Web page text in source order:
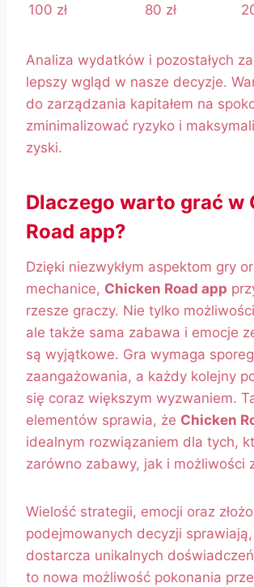
100 zł 80 zł
Analiza wydatków i pozostałych
lepszy wgląd w nasze decyzje.
do zarządzania kapitałem na
zminimalizować ryzyko i
zyski.
Dlaczego warto grać w
Road app?
Dzięki niezwykłym aspektom gry
mechanice, Chicken Road app
rzesze graczy. Nie tylko
ale także sama zabawa i emocje
są wyjątkowe. Gra wymaga
zaangażowania, a każdy kolejny
się coraz większym wyzwaniem.
elementów sprawia, że Chicken
idealnym rozwiązaniem dla tych,
zarówno zabawy, jak i możliwości
Wielość strategii, emocji oraz
podejmowanych decyzji
dostarcza unikalnych
to nowa możliwość pokonania